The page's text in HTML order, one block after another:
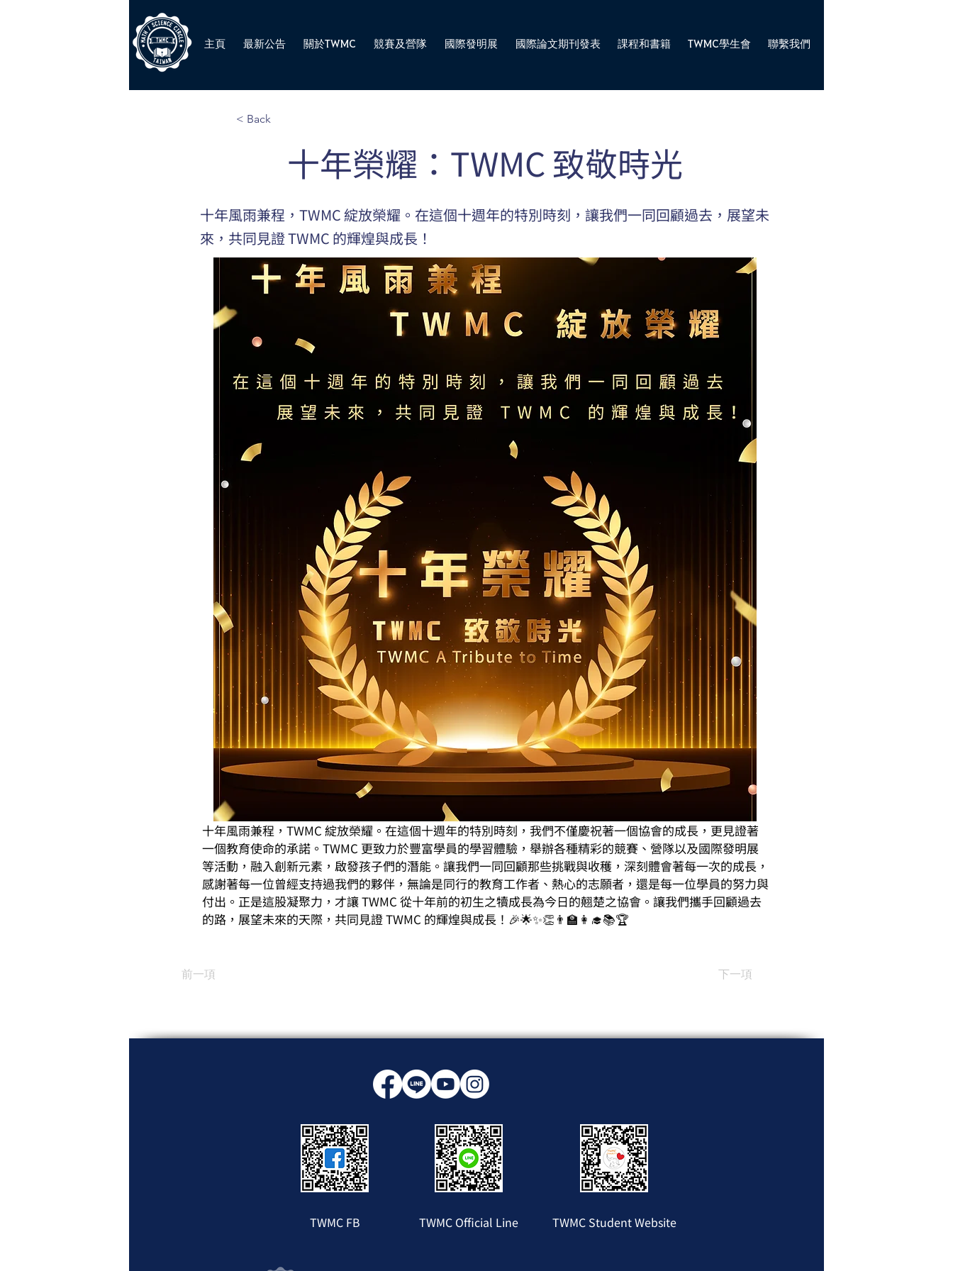
主頁 最新公告 關於TWMC 競賽及營隊 國際發明展 國際論文期刊發表 課程和書籍 TWMC學生會 聯繫我們
< Back
十年榮耀：TWMC 致敬時光
十年風雨兼程，TWMC 綻放榮耀。在這個十週年的特別時刻，讓我們一同回顧過去，展望未
來，共同見證 TWMC 的輝煌與成長！
十年風雨兼程，TWMC 綻放榮耀。在這個十週年的特別時刻，我們不僅慶祝著一個協會的成長，更見證著
一個教育使命的承諾。TWMC 更致力於豐富學員的學習體驗，舉辦各種精彩的競賽、營隊以及國際發明展
等活動，融入創新元素，啟發孩子們的潛能。讓我們一同回顧那些挑戰與收穫，深刻體會著每一次的成長，
感謝著每一位曾經支持過我們的夥伴，無論是同行的教育工作者、熱心的志願者，還是每一位學員的努力與
付出。正是這股凝聚力，才讓 TWMC 從十年前的初生之犢成長為今日的翹楚之協會。讓我們攜手回顧過去
的路，展望未來的天際，共同見證 TWMC 的輝煌與成長！🎉🌟✨👏👨‍🏫👩‍🎓📚🏆
前一項 下一項
TWMC FB TWMC Official Line TWMC Student Website